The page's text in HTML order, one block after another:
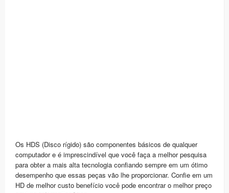
Os HDS (Disco rígido) são componentes básicos de qualquer
computador e é imprescindível que você faça a melhor pesquisa
para obter a mais alta tecnologia confiando sempre em um ótimo
desempenho que essas peças vão lhe proporcionar. Confie em um
HD de melhor custo benefício você pode encontrar o melhor preço